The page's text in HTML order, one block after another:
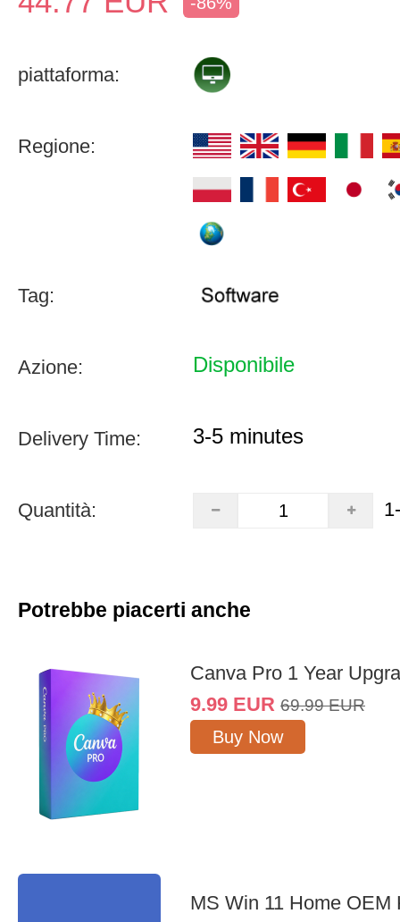
piattaforma:
Regione:
Tag:
Azione: Disponibile
Delivery Time: 3-5 minutes
Quantità:
Potrebbe piacerti anche
Canva Pro 1 Year
9.99 EUR 69.99 EUR
Buy Now
MS Win 11 Home OEM